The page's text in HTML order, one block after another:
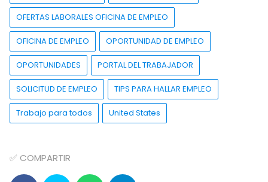
OFERTAS LABORALES OFICINA DE EMPLEO
OFICINA DE EMPLEO OPORTUNIDAD DE EMPLEO
OPORTUNIDADES PORTAL DEL TRABAJADOR
SOLICITUD DE EMPLEO TIPS PARA HALLAR EMPLEO
Trabajo para todos United States
✅ COMPARTIR